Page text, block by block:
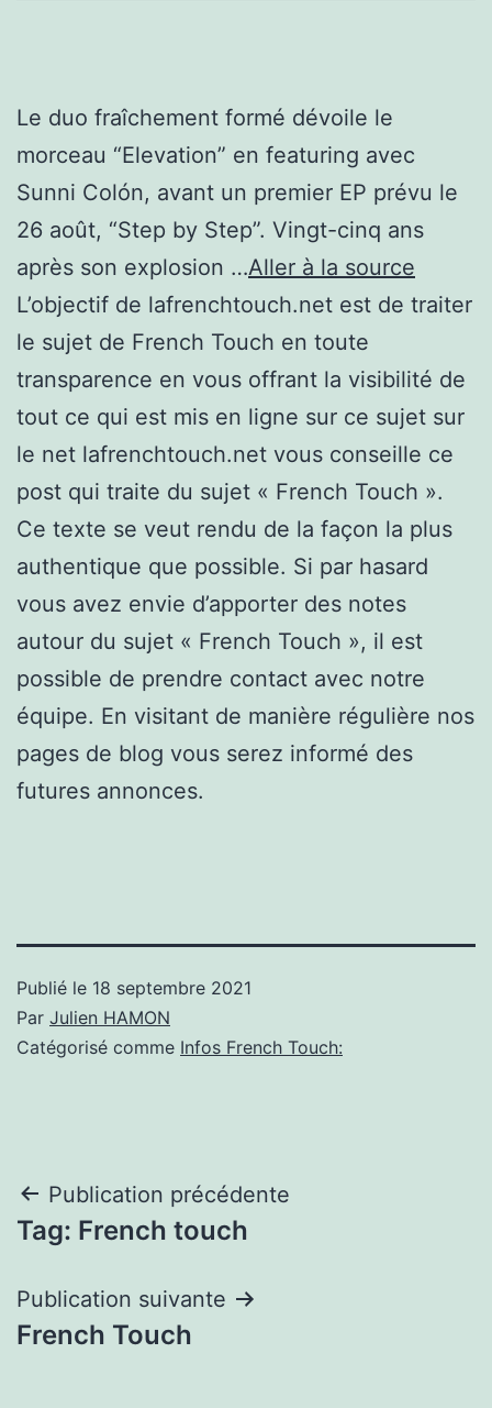
Le duo fraîchement formé dévoile le
morceau “Elevation” en featuring avec
Sunni Colón, avant un premier EP prévu le
26 août, “Step by Step”. Vingt-cinq ans
après son explosion …Aller à la source
L’objectif de lafrenchtouch.net est de traiter
le sujet de French Touch en toute
transparence en vous offrant la visibilité de
tout ce qui est mis en ligne sur ce sujet sur
le net lafrenchtouch.net vous conseille ce
post qui traite du sujet « French Touch ».
Ce texte se veut rendu de la façon la plus
authentique que possible. Si par hasard
vous avez envie d’apporter des notes
autour du sujet « French Touch », il est
possible de prendre contact avec notre
équipe. En visitant de manière régulière nos
pages de blog vous serez informé des
futures annonces.
Publié le 18 septembre 2021
Par Julien HAMON
Catégorisé comme Infos French Touch:
Navigation
de
l’article
Publication précédente
Tag: French touch
Publication suivante
French Touch